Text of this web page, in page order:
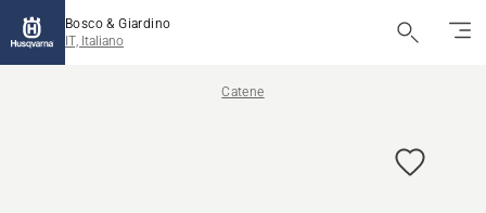
Bosco & Giardino
IT, Italiano
Catene